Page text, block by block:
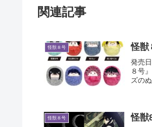
関連記事
怪獣８号 怪獣
発売
８号
ズの
怪獣８号 怪獣